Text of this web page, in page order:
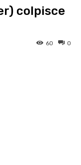
colpisce
0
60